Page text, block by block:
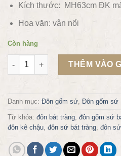
Kích thước: MH63cm ĐK
Hoa văn: vân nổi
Còn hàng
Đôn gốm sứ bát tràng MH63 số
THÊM VÀO
Danh mục: Đôn gốm sứ, Đôn gốm sứ
Từ khóa: đôn bát tràng, đôn gốm sứ
đôn kê chậu, đôn sứ bát tràng, đôn